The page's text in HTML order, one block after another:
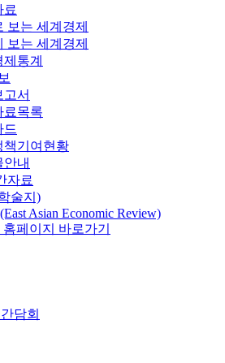
료
보는 세계경제
보는 세계경제
통계
고서
료목록
드
책기여현황
안내
자료
술지)
Asian Economic Review)
페이지 바로가기
담회